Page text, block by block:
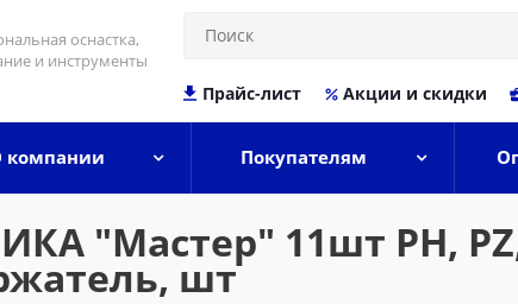
оснастка,
и инструменты
Прайс-лист Акции и скидки
компании Покупателям
"Мастер" 11шт PH,
шт